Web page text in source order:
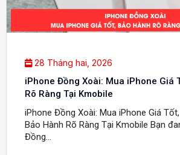
28 Tháng hai, 2026
iPhone Đồng Xoài: Mua iPhone Giá
Rõ Ràng Tại Kmobile
iPhone Đồng Xoài: Mua iPhone Giá
Bảo Hành Rõ Ràng Tại Kmobile Bạn
Đồng...